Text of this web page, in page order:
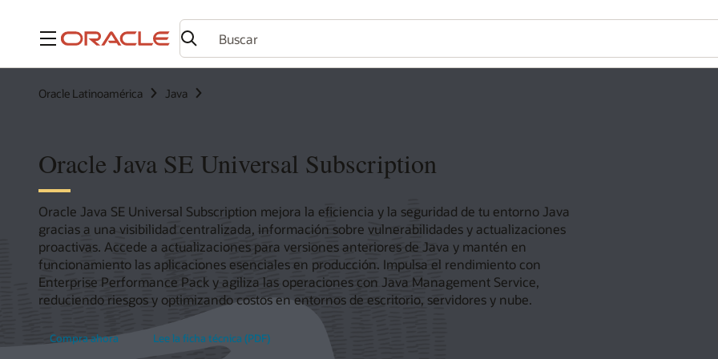
Menú
Oracle Latinoamérica Java
Oracle Java SE Universal Subscription
Oracle Java SE Universal Subscription mejora la eficiencia y la seguridad de tu entorno Java
gracias a una visibilidad centralizada, información sobre vulnerabilidades y actualizaciones
proactivas. Accede a actualizaciones para versiones anteriores de Java y mantén en
funcionamiento las aplicaciones esenciales en producción. Impulsa el rendimiento con
Enterprise Performance Pack y agiliza las operaciones con Java Management Service,
reduciendo riesgos y optimizando costos en entornos de escritorio, servidores y nube.
Compra ahora Lee la ficha técnica (PDF)